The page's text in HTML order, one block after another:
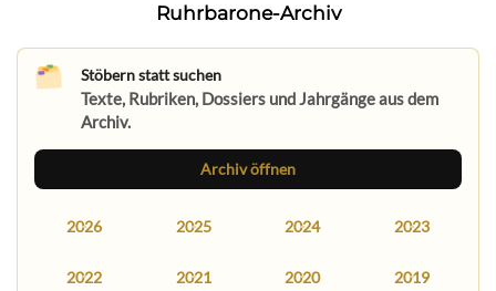
Ruhrbarone-Archiv
Stöbern statt suchen
Texte, Rubriken, Dossiers und Jahrgänge aus dem
Archiv.
Archiv öffnen
2026 2025 2024 2023
2022 2021 2020 2019